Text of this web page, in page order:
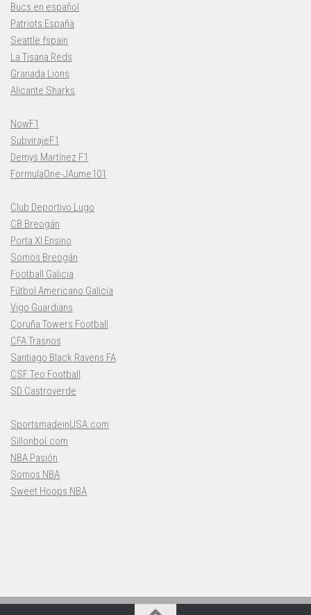
Bucs en español
Patriots España
Seattle fspain
La Tisana Reds
Granada Lions
Alicante Sharks
NowF1
SubvirajeF1
Demys Martínez F1
FormulaOne-JAume101
Club Deportivo Lugo
CB Breogán
Porta XI Ensino
Somos Breogán
Football Galicia
Fútbol Americano Galicia
Vigo Guardians
Coruña Towers Football
CFA Trasnos
Santiago Black Ravens FA
CSF Teo Football
SD Castroverde
SportsmadeinUSA.com
Sillonbol.com
NBA Pasión
Somos NBA
Sweet Hoops NBA